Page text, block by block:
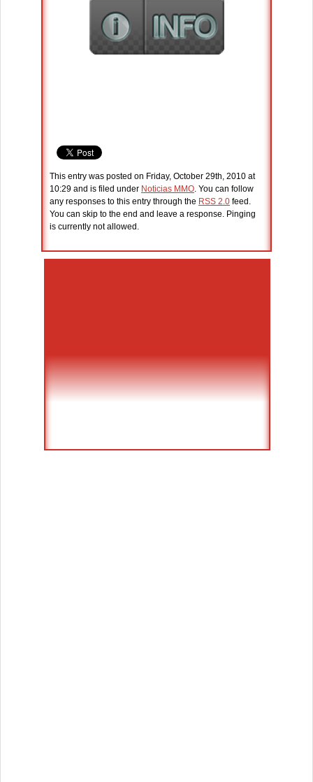
This entry was posted on Friday, October 29th, 2010 at
10:29 and is filed under Noticias MMO. You can follow
any responses to this entry through the RSS 2.0 feed.
You can skip to the end and leave a response. Pinging
is currently not allowed.